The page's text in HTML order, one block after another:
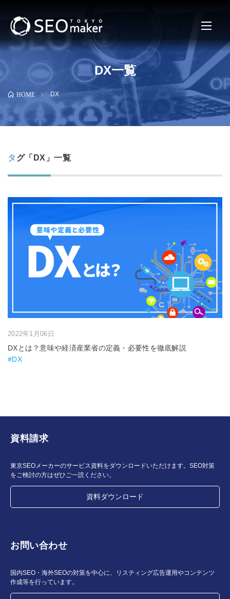
DX一覧
HOME DX
タグ「DX」一覧
2022年1月06日
DXとは？意味や経済産業省の定義・必要性を徹底解説
#DX
資料請求
東京SEOメーカーのサービス資料をダウンロードいただけます。SEO対策
をご検討の方はぜひご一読ください。
資料ダウンロード
お問い合わせ
国内SEO・海外SEOの対策を中心に、リスティング広告運用やコンテンツ
作成等を行っています。